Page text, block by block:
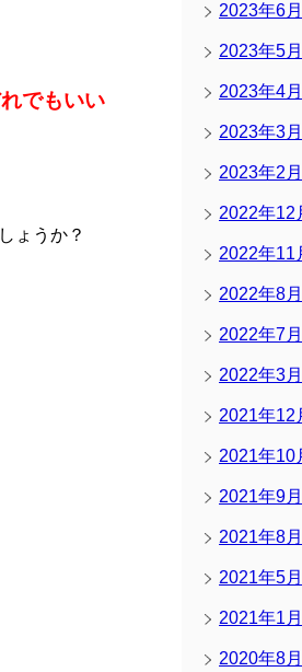
でもいい
ょうか？
2023年6月
2023年5月
2023年4月
2023年3月
2023年2月
2022年12
2022年11
2022年8月
2022年7月
2022年3月
2021年12
2021年10
2021年9月
2021年8月
2021年5月
2021年1月
2020年8月